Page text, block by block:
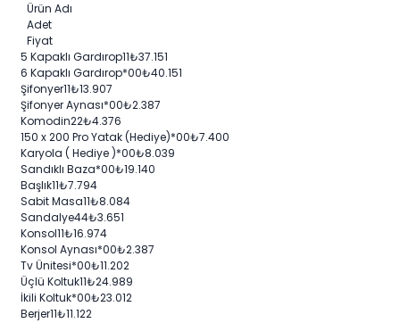
Ürün Adı
Adet
Fiyat
5 Kapaklı Gardırop11₺37.151
6 Kapaklı Gardırop*00₺40.151
Şifonyer11₺13.907
Şifonyer Aynası*00₺2.387
Komodin22₺4.376
150 x 200 Pro Yatak (Hediye)*00₺7.400
Karyola ( Hediye )*00₺8.039
Sandıklı Baza*00₺19.140
Başlık11₺7.794
Sabit Masa11₺8.084
Sandalye44₺3.651
Konsol11₺16.974
Konsol Aynası*00₺2.387
Tv Ünitesi*00₺11.202
Üçlü Koltuk11₺24.989
İkili Koltuk*00₺23.012
Berjer11₺11.122